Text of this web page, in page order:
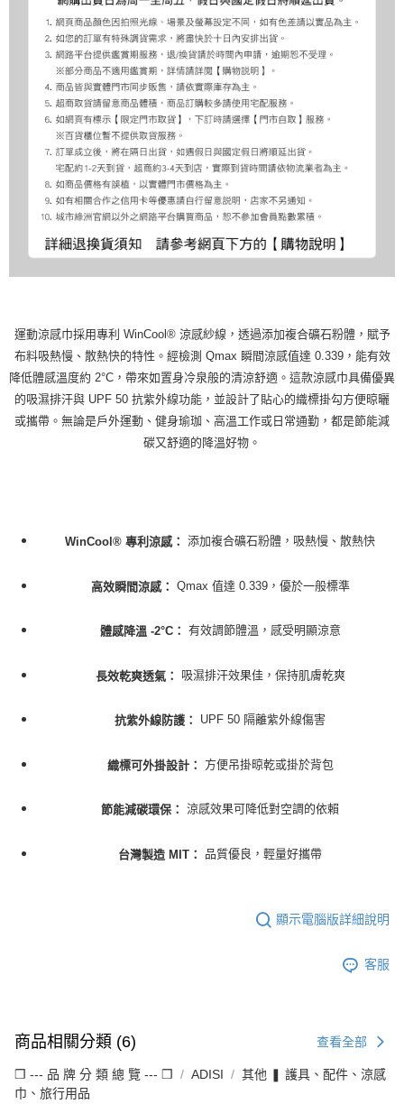
運動涼感巾採用專利 WinCool® 涼感紗線，透過添加複合礦石粉體，賦予
布料吸熱慢、散熱快的特性。經檢測 Qmax 瞬間涼感值達 0.339，能有效
降低體感溫度約 2°C，帶來如置身冷泉般的清涼舒適。這款涼感巾具備優異
的吸濕排汗與 UPF 50 抗紫外線功能，並設計了貼心的織標掛勾方便晾曬
或攜帶。無論是戶外運動、健身瑜珈、高溫工作或日常通勤，都是節能減
碳又舒適的降溫好物。
WinCool® 專利涼感： 添加複合礦石粉體，吸熱慢、散熱快
高效瞬間涼感： Qmax 值達 0.339，優於一般標準
體感降溫 -2°C： 有效調節體溫，感受明顯涼意
長效乾爽透氣： 吸濕排汗效果佳，保持肌膚乾爽
抗紫外線防護： UPF 50 隔離紫外線傷害
織標可外掛設計： 方便吊掛晾乾或掛於背包
節能減碳環保： 涼感效果可降低對空調的依賴
台灣製造 MIT： 品質優良，輕量好攜帶
顯示電腦版詳細說明
客服
商品相關分類 (6) 查看全部
❒ --- 品 牌 分 類 總 覽 --- ❒ ADISI
其他 ❚ 護具、配件、涼感
巾、旅行用品